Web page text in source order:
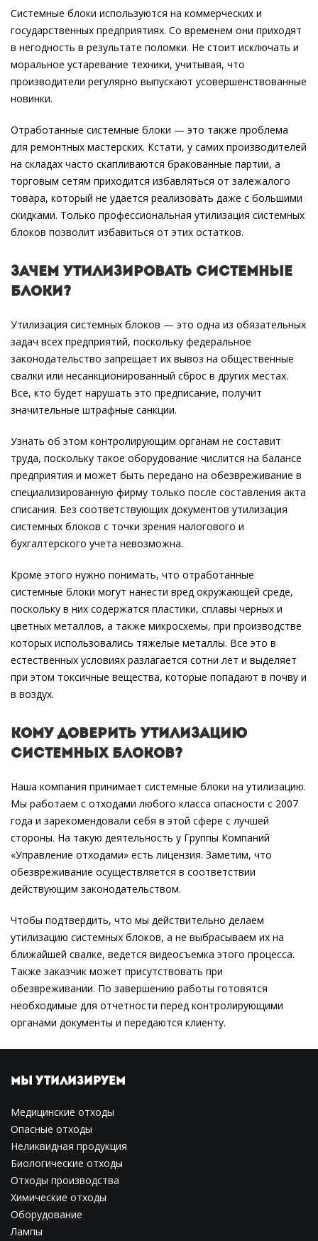
Системные блоки используются на коммерческих и
государственных предприятиях. Со временем они приходят
в негодность в результате поломки. Не стоит исключать и
моральное устаревание техники, учитывая, что
производители регулярно выпускают усовершенствованные
новинки.
Отработанные системные блоки — это также проблема
для ремонтных мастерских. Кстати, у самих производителей
на складах часто скапливаются бракованные партии, а
торговым сетям приходится избавляться от залежалого
товара, который не удается реализовать даже с большими
скидками. Только профессиональная утилизация системных
блоков позволит избавиться от этих остатков.
Зачем утилизировать системные
блоки?
Утилизация системных блоков — это одна из обязательных
задач всех предприятий, поскольку федеральное
законодательство запрещает их вывоз на общественные
свалки или несанкционированный сброс в других местах.
Все, кто будет нарушать это предписание, получит
значительные штрафные санкции.
Узнать об этом контролирующим органам не составит
труда, поскольку такое оборудование числится на балансе
предприятия и может быть передано на обезвреживание в
специализированную фирму только после составления акта
списания. Без соответствующих документов утилизация
системных блоков с точки зрения налогового и
бухгалтерского учета невозможна.
Кроме этого нужно понимать, что отработанные
системные блоки могут нанести вред окружающей среде,
поскольку в них содержатся пластики, сплавы черных и
цветных металлов, а также микросхемы, при производстве
которых использовались тяжелые металлы. Все это в
естественных условиях разлагается сотни лет и выделяет
при этом токсичные вещества, которые попадают в почву и
в воздух.
Кому доверить утилизацию
системных блоков?
Наша компания принимает системные блоки на утилизацию.
Мы работаем с отходами любого класса опасности с 2007
года и зарекомендовали себя в этой сфере с лучшей
стороны. На такую деятельность у Группы Компаний
«Управление отходами» есть лицензия. Заметим, что
обезвреживание осуществляется в соответствии
действующим законодательством.
Чтобы подтвердить, что мы действительно делаем
утилизацию системных блоков, а не выбрасываем их на
ближайшей свалке, ведется видеосъемка этого процесса.
Также заказчик может присутствовать при
обезвреживании. По завершению работы готовятся
необходимые для отчетности перед контролирующими
органами документы и передаются клиенту.
МЫ УТИЛИЗИРУЕМ
Медицинские отходы
Опасные отходы
Неликвидная продукция
Биологические отходы
Отходы производства
Химические отходы
Оборудование
Лампы